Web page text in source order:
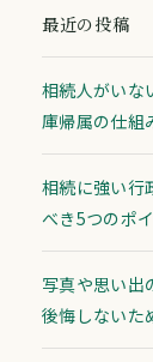
最近の投稿
相続人がいな
庫帰属の仕組
相続に強い行
べき5つのポ
写真や思い出
後悔しないた